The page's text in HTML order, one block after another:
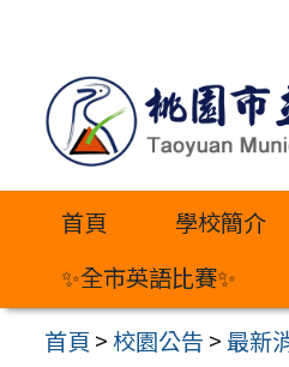
內
首頁 學校簡介
✨全市英語比賽✨
首頁 >校園公告 >最新